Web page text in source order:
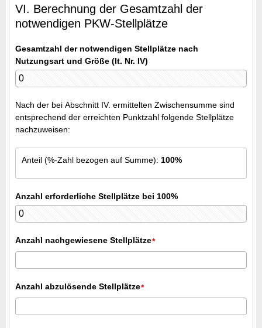
VI. Berechnung der Gesamtzahl der
notwendigen PKW-Stellplätze
Gesamtzahl der notwendigen Stellplätze nach
Nutzungsart und Größe (lt. Nr. IV)
Nach der bei Abschnitt IV. ermittelten Zwischensumme sind
entsprechend der erreichten Punktzahl folgende Stellplätze
nachzuweisen:
Anteil (%-Zahl bezogen auf Summe): 100%
Anzahl erforderliche Stellplätze bei 100%
Anzahl nachgewiesene Stellplätze*
Anzahl abzulösende Stellplätze*